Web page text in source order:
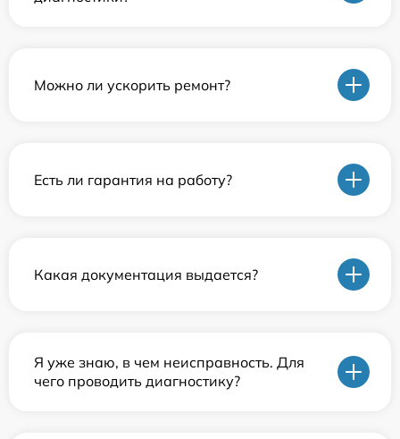
Можно ли ускорить ремонт?
Есть ли гарантия на работу?
Какая документация выдается?
Я уже знаю, в чем неисправность. Для
чего проводить диагностику?